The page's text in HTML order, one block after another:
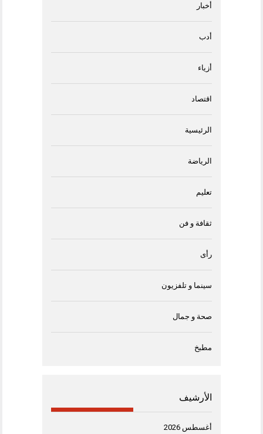
أخبار
أدب
أزياء
اقتصاد
الرئيسية
الرياضة
تعليم
ثقافة و فن
رأى
سينما و تلفزيون
صحة و جمال
مطبخ
الأرشيف
أغسطس 2026